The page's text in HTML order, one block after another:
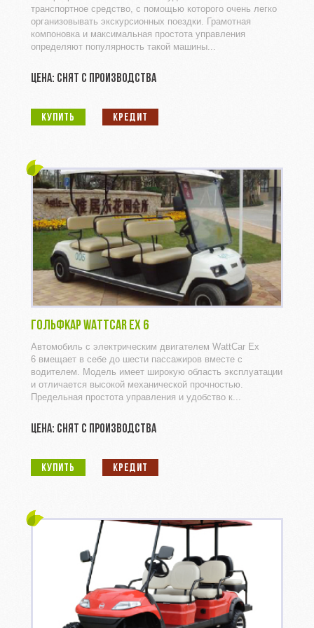
транспортное средство, с помощью которого очень легко
организовывать экскурсионных поездки. Грамотная
компоновка и максимальная простота управления
определяют популярность такой машины...
ЦЕНА: СНЯТ С ПРОИЗВОДСТВА
КУПИТЬ КРЕДИТ
ГОЛЬФКАР WATTCAR EX 6
Автомобиль с электрическим двигателем WattCar Ex
6 вмещает в себе до шести пассажиров вместе с
водителем. Модель имеет широкую область эксплуатации
и отличается высокой механической прочностью.
Предельная простота управления и удобство к...
ЦЕНА: СНЯТ С ПРОИЗВОДСТВА
КУПИТЬ КРЕДИТ